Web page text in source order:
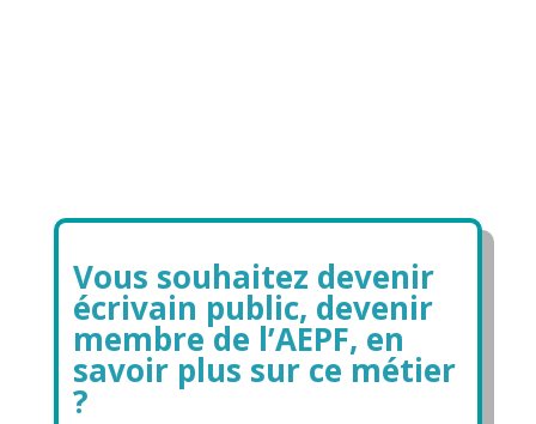
Vous souhaitez devenir
écrivain public, devenir
membre de l’AEPF, en
savoir plus sur ce métier
?